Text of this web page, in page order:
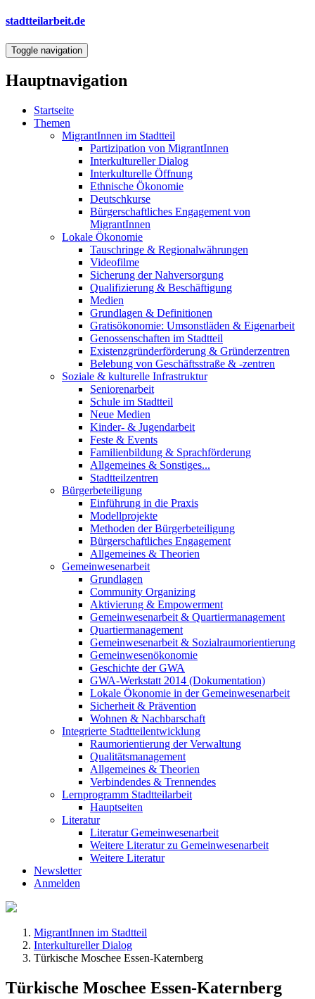
Direkt
Inhalt
stadtteilarbeit.de
Toggle navigation
Hauptnavigation
Startseite
Themen
MigrantInnen im Stadtteil
Partizipation von MigrantInnen
Interkultureller Dialog
Interkulturelle Öffnung
Ethnische Ökonomie
Deutschkurse
Bürgerschaftliches Engagement von
MigrantInnen
Lokale Ökonomie
Tauschringe & Regionalwährungen
Videofilme
Sicherung der Nahversorgung
Qualifizierung & Beschäftigung
Medien
Grundlagen & Definitionen
Gratisökonomie: Umsonstläden & Eigenarbeit
Genossenschaften im Stadtteil
Existenzgründerförderung & Gründerzentren
Belebung von Geschäftsstraße & -zentren
Soziale & kulturelle Infrastruktur
Seniorenarbeit
Schule im Stadtteil
Neue Medien
Kinder- & Jugendarbeit
Feste & Events
Familienbildung & Sprachförderung
Allgemeines & Sonstiges...
Stadtteilzentren
Bürgerbeteiligung
Einführung in die Praxis
Modellprojekte
Methoden der Bürgerbeteiligung
Bürgerschaftliches Engagement
Allgemeines & Theorien
Gemeinwesenarbeit
Grundlagen
Community Organizing
Aktivierung & Empowerment
Gemeinwesenarbeit & Quartiermanagement
Quartiermanagement
Gemeinwesenarbeit & Sozialraumorientierung
Gemeinwesenökonomie
Geschichte der GWA
GWA-Werkstatt 2014 (Dokumentation)
Lokale Ökonomie in der Gemeinwesenarbeit
Sicherheit & Prävention
Wohnen & Nachbarschaft
Integrierte Stadtteilentwicklung
Raumorientierung der Verwaltung
Qualitätsmanagement
Allgemeines & Theorien
Verbindendes & Trennendes
Lernprogramm Stadtteilarbeit
Hauptseiten
Literatur
Literatur Gemeinwesenarbeit
Weitere Literatur zu Gemeinwesenarbeit
Weitere Literatur
Newsletter
Anmelden
MigrantInnen im Stadtteil
Interkultureller Dialog
Türkische Moschee Essen-Katernberg
Türkische Moschee Essen-Katernberg